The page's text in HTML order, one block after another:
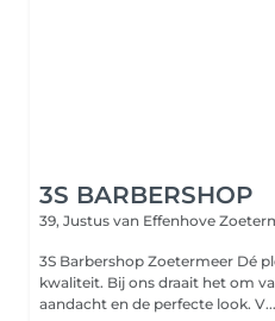
3S BARBERSHOP
39, Justus van Effenhove
3S Barbershop Zoetermeer Dé plek voor stijl, verzorging en
kwaliteit. Bij ons draait het om
aandacht en de perfecte look. V...